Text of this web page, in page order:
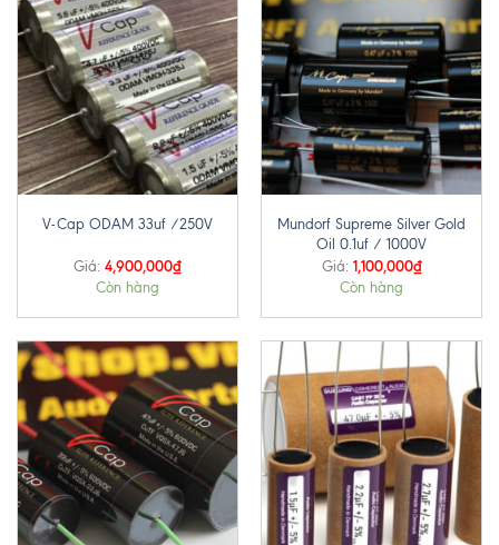
V-Cap ODAM 33uf /250V
Giá: 4,900,000₫
Còn hàng
Mundorf Supreme Silver Gold
Oil 0.1uf / 1000V
Giá: 1,100,000₫
Còn hàng